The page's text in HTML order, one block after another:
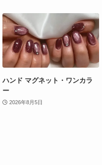
ハンド マグネット・ワンカラ
ー
2026年8月5日